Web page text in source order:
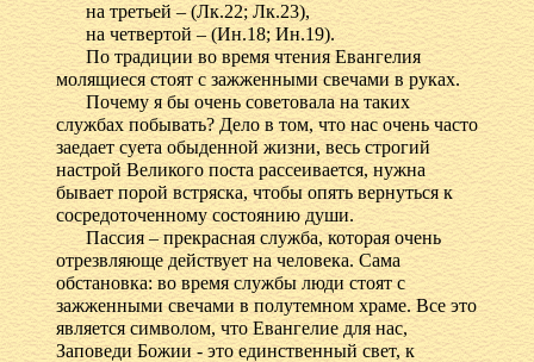
на третьей – (Лк.22; Лк.23),
на четвертой – (Ин.18; Ин.19).
По традиции во время чтения Евангелия
молящиеся стоят с зажженными свечами в руках.
Почему я бы очень советовала на таких
службах побывать? Дело в том, что нас очень часто
заедает суета обыденной жизни, весь строгий
настрой Великого поста рассеивается, нужна
бывает порой встряска, чтобы опять вернуться к
сосредоточенному состоянию души.
Пассия – прекрасная служба, которая очень
отрезвляюще действует на человека. Сама
обстановка: во время службы люди стоят с
зажженными свечами в полутемном храме. Все это
является символом, что Евангелие для нас,
Заповеди Божии - это единственный свет, к